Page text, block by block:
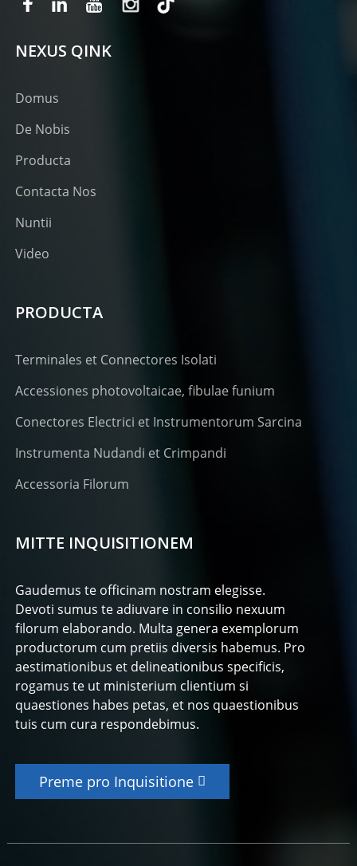
NEXUS QINK
Domus
De Nobis
Producta
Contacta Nos
Nuntii
Video
PRODUCTA
Terminales et Connectores Isolati
Accessiones photovoltaicae, fibulae funium
Conectores Electrici et Instrumentorum Sarcina
Instrumenta Nudandi et Crimpandi
Accessoria Filorum
MITTE INQUISITIONEM
Gaudemus te officinam nostram elegisse.
Devoti sumus te adiuvare in consilio nexuum
filorum elaborando. Multa genera exemplorum
productorum cum pretiis diversis habemus. Pro
aestimationibus et delineationibus specificis,
rogamus te ut ministerium clientium si
quaestiones habes petas, et nos quaestionibus
tuis cum cura respondebimus.
Preme pro Inquisitione